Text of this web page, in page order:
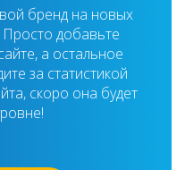
бренд на новых
добавьте
а остальное
за статистикой
скоро она будет